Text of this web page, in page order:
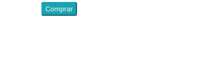
Ejercicio
Comprar